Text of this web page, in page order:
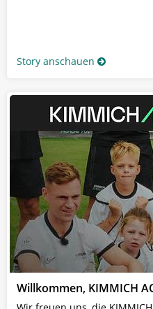
Story anschauen
Willkommen, KIMMICH